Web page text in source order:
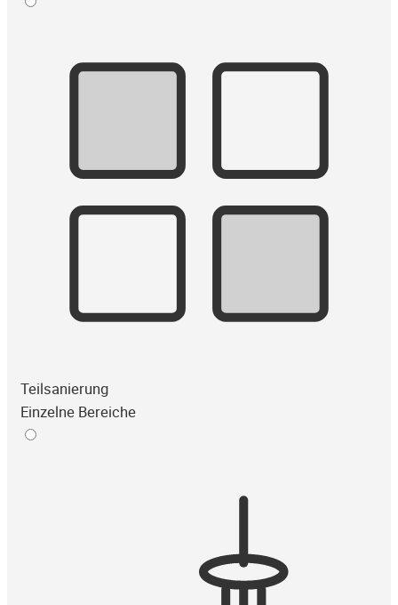
Teilsanierung
Einzelne Bereiche